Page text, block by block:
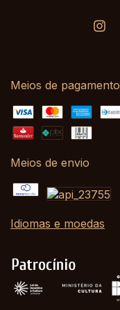
Meios de pagamento
Meios de envio
Idiomas e moedas